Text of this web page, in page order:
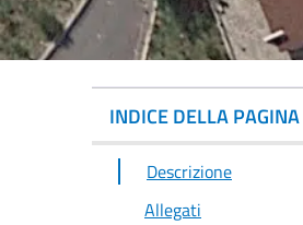
INDICE DELLA PAGINA
Descrizione
Allegati